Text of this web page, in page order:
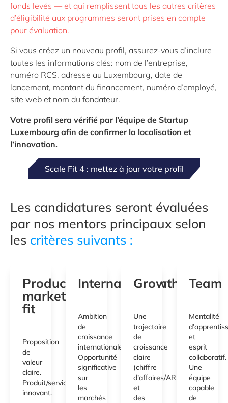
fonds levés — et qui remplissent tous les autres critères
d’éligibilité aux programmes seront prises en compte
pour évaluation.
Si vous créez un nouveau profil, assurez-vous d’inclure
toutes les informations clés: nom de l’entreprise,
numéro RCS, adresse au Luxembourg, date de
lancement, montant du financement, numéro d’employé,
site web et nom du fondateur.
Votre profil sera vérifié par l’équipe de Startup
Luxembourg afin de confirmer la localisation et
l’innovation.
Scale Fit 4 : mettez à jour votre profil
Les candidatures seront évaluées
par nos mentors principaux selon
les critères suivants :
Product
market
fit
Proposition
de
valeur
claire.
Produit/service
innovant.
Internalisation
Ambition
de
croissance
internationale.
Opportunité
significative
sur
les
marchés
Growth
Une
trajectoire
de
croissance
claire
(chiffre
d’affaires/ARR)
et
des
Team
Mentalité
et
esprit
collaboratif.
Une
équipe
capable
de